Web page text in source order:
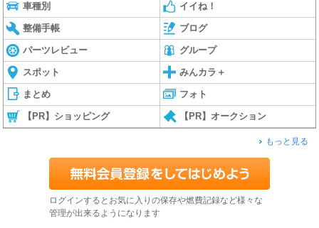
車種別 イイね！
整備手帳 ブログ
パーツレビュー グループ
スポット みんカラ＋
まとめ フォト
【PR】ショッピング 【PR】オークション
もっと見る
ログインするとお気に入りの保存や燃費記録など様々な
管理が出来るようになります